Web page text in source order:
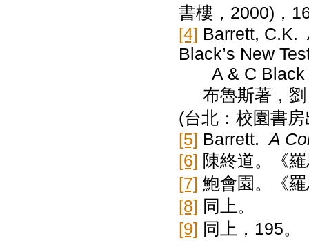
書樓，2000)，
[4] Barrett, C.K.
Black’s New
A & C Black
布魯斯著，劉
(台北：校園書
[5] Barrett.A
[6] 陳終道。《
[7] 鮑會園。《
[8] 同上。
[9] 同上，195。